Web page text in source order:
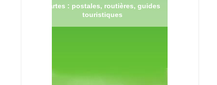
Cartes : postales, routières, guides
touristiques